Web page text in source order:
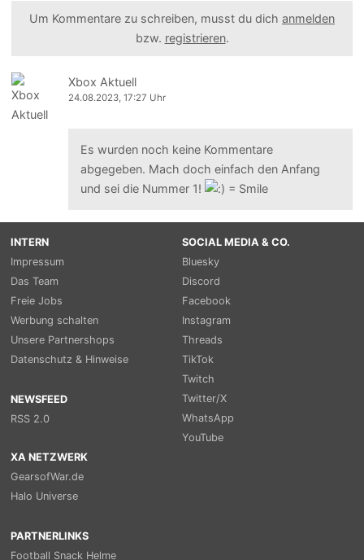
Um Kommentare zu schreiben, musst du dich anmelden
bzw. registrieren.
Xbox Aktuell
24.08.2023, 17:27 Uhr
Es wurden noch keine Kommentare
abgegeben. Mach doch einfach den Anfang
und sei die Nummer 1!
INTERN
Impressum
Das Team
Freie Jobs
Werbung schalten
Unsere Partnershops
Datenschutz & Hinweise
NEWSFEED
RSS 2.0
SOCIAL MEDIA & CO.
Bluesky
Discord
Facebook
Instagram
Threads
TikTok
Twitch
Twitter/X
WhatsApp
YouTube
XA NETZWERK
GearsofWar.de
Halo Universe
PARTNERLINKS
Football Snack Helme